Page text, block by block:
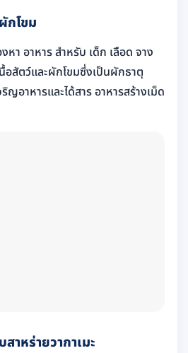
กโขม
า อาหาร สำหรับ เด็ก เลือด จาง
อสัตว์และผักโขมซึ่งเป็นผักธาตุ
ญอาหารและได้สาร อาหารสร้างเม็ด
าหร่ายวากาเมะ